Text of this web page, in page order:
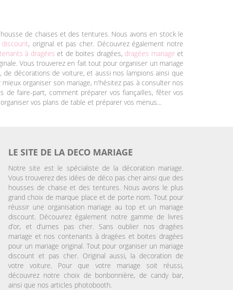
de chaises et des tentures. Nous avons en stock le
discount, original et pas cher. Découvrez également notre
à dragées et de boites dragées, dragées mariage et
Vous trouverez en fait tout pour organiser un mariage
décorations de voiture, et aussi nos lampions ainsi que
mieux organiser son mariage, n'hésitez pas à consulter nos
de faire-part, comment préparer vos fiançailles, fêter vos
vos plans de table et préparer vos menus...
LE SITE DE LA DECO MARIAGE
Notre site est le spécialiste de la décoration mariage.
Vous trouverez des idées de déco pas cher ainsi que des
housses de chaise et des tentures. Nous avons le plus
grand choix de marque place et de porte nom. Tout pour
réussir une organisation mariage au top et un mariage
discount. Découvrez également notre gamme de livres
d’or, et d’urnes pas cher. Sans oublier nos dragées
mariage et nos contenants à dragées et boites dragées
pour un mariage original. Tout pour organiser un mariage
discount et pas cher. Original aussi, la decoration de
votre voiture. Pour que votre mariage soit réussi,
découvrez notre choix de bonbonnière, de candy bar,
ainsi que nos articles photobooth.